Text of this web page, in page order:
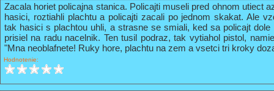
Zacala horiet policajna stanica. Policajti museli pred ohnom utiect
hasici, roztiahli plachtu a policajti zacali po jednom skakat. Ale
tak hasici s plachtou uhli, a strasne se smiali, ked sa policajt
prisiel na radu nacelnik. Ten tusil podraz, tak vytiahol pistol,
"Mna neoblafnete! Ruky hore, plachtu na zem a vsetci tri kroky
Hodnotenie: